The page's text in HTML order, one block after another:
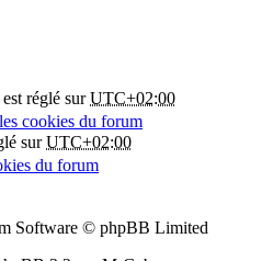
réglé surUTC+02:00
cookies du forum
surUTC+02:00
du forum
Software © phpBB Limited